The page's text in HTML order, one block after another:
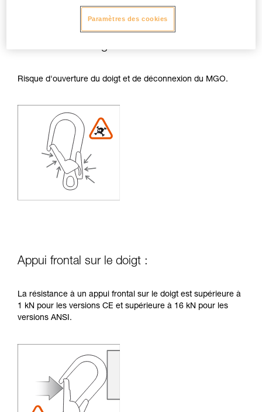
Risques de frottements sur le doigt et le
levier de déblocage :
Risque d'ouverture du doigt et de déconnexion du MGO.
Appui frontal sur le doigt :
La résistance à un appui frontal sur le doigt est supérieure à
1 kN pour les versions CE et supérieure à 16 kN pour les
versions ANSI.
Paramètres des cookies